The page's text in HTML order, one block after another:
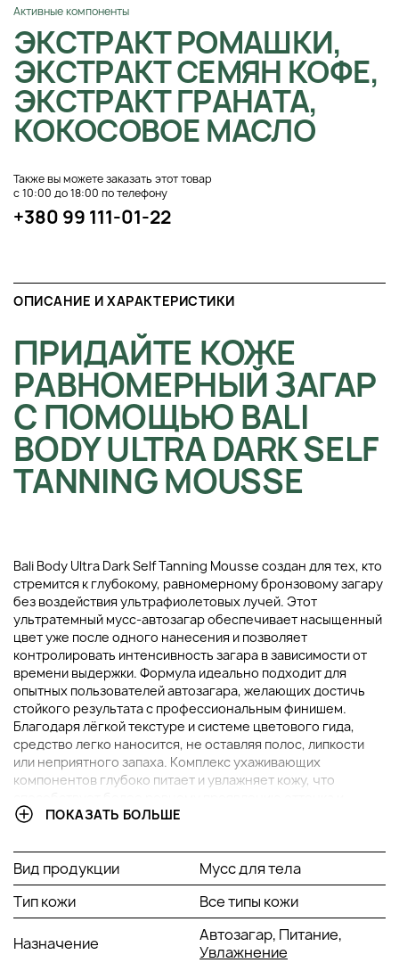
Активные компоненты
ЭКСТРАКТ РОМАШКИ,
ЭКСТРАКТ СЕМЯН КОФЕ,
ЭКСТРАКТ ГРАНАТА,
КОКОСОВОЕ МАСЛО
Также вы можете заказать этот товар
с 10:00 до 18:00 по телефону
+380 99 111-01-22
ОПИСАНИЕ И ХАРАКТЕРИСТИКИ
ПРИДАЙТЕ КОЖЕ
РАВНОМЕРНЫЙ ЗАГАР
С ПОМОЩЬЮ BALI
BODY ULTRA DARK SELF
TANNING MOUSSE
Bali Body Ultra Dark Self Tanning Mousse создан для тех, кто
стремится к глубокому, равномерному бронзовому загару
без воздействия ультрафиолетовых лучей. Этот
ультратемный мусс-автозагар обеспечивает насыщенный
цвет уже после одного нанесения и позволяет
контролировать интенсивность загара в зависимости от
времени выдержки. Формула идеально подходит для
опытных пользователей автозагара, желающих достичь
стойкого результата с профессиональным финишем.
Благодаря лёгкой текстуре и системе цветового гида,
средство легко наносится, не оставляя полос, липкости
или неприятного запаха. Комплекс ухаживающих
компонентов глубоко питает и увлажняет кожу, что
продлевает его стойкость.
ОСНОВНЫЕ ИНГРЕДИЕНТЫ И ИХ ПРЕИМУЩЕСТВА
Экстракт ромашки
: Обладает выраженными
успокаивающими и противовоспалительными
свойствами, делает продукт безопасным для
чувствительной кожи. Помогает снять раздражение,
ПОКАЗАТЬ БОЛЬШЕ
Вид продукции
Мусс для тела
Тип кожи
Все типы кожи
Назначение
Автозагар, Питание,
Увлажнение